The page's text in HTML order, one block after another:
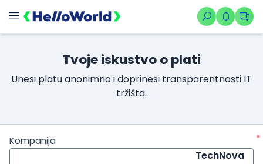
Tvoje iskustvo o plati
Unesi platu anonimno i doprinesi transparentnosti IT
tržišta.
Kompanija
*
TechNova